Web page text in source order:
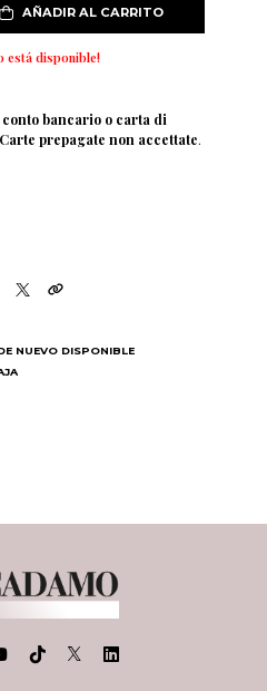
AÑADIR AL CARRITO
está disponible!
conto bancario o carta di
prepagate non accettate.
NUEVO DISPONIBLE